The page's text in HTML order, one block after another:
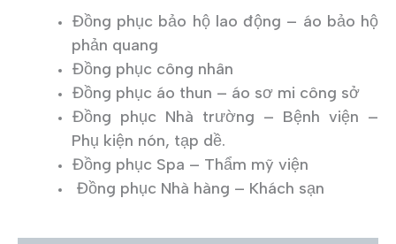
Đồng phục bảo hộ lao động – áo bảo hộ
phản quang
Đồng phục công nhân
Đồng phục áo thun – áo sơ mi công sở
Đồng phục Nhà trường – Bệnh viện –
Phụ kiện nón, tạp dề.
Đồng phục Spa – Thẩm mỹ viện
Đồng phục Nhà hàng – Khách sạn